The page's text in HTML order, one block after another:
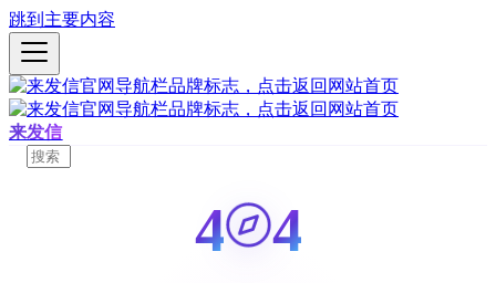
跳到主要内容
来发信
4 4